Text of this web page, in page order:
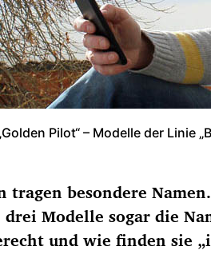
Pilot“ – Modelle der Linie
besondere
Modelle sogar die
und wie finden sie